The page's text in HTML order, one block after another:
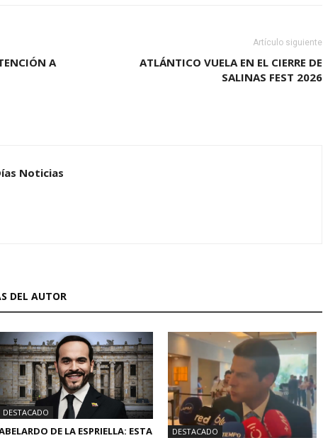
A
Artículo siguiente
ATLÁNTICO VUELA EN EL CIERRE DE
SALINAS FEST 2026
Noticias
DEL AUTOR
DESTACADO
DE LA ESPRIELLA: ESTA
DESTACADO